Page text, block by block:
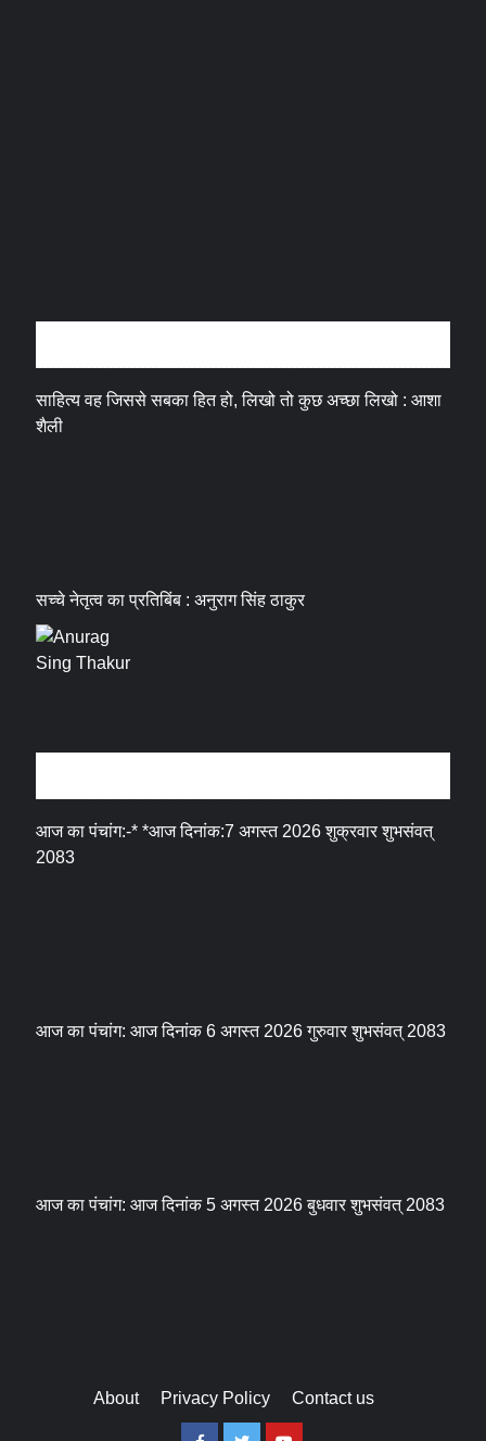
साहित्य वह जिससे सबका हित हो, लिखो तो कुछ अच्छा लिखो : आशा
शैली
सच्चे नेतृत्व का प्रतिबिंब : अनुराग सिंह ठाकुर
आज का पंचांग:-* *आज दिनांक:7 अगस्त 2026 शुक्रवार शुभसंवत्
2083
आज का पंचांग: आज दिनांक 6 अगस्त 2026 गुरुवार शुभसंवत् 2083
आज का पंचांग: आज दिनांक 5 अगस्त 2026 बुधवार शुभसंवत् 2083
About Privacy Policy Contact us